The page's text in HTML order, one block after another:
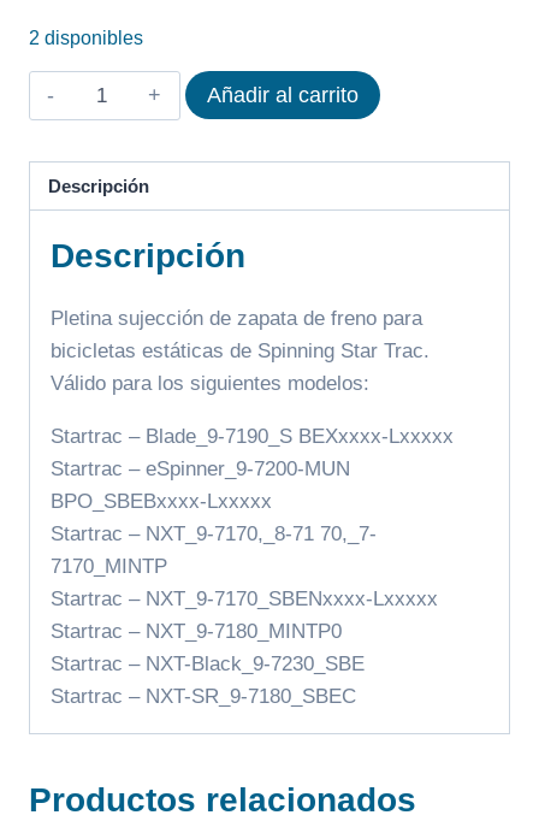
2 disponibles
PLETINA
ZAPATA
SPINNER
STAR
TRAC
Añadir al carrito
Descripción
Descripción
Pletina sujección de zapata de freno para
bicicletas estáticas de Spinning Star Trac.
Válido para los siguientes modelos:
Startrac – Blade_9-7190_S BEXxxxx-Lxxxxx
Startrac – eSpinner_9-7200-MUN
BPO_SBEBxxxx-Lxxxxx
Startrac – NXT_9-7170,_8-71 70,_7-
7170_MINTP
Startrac – NXT_9-7170_SBENxxxx-Lxxxxx
Startrac – NXT_9-7180_MINTP0
Startrac – NXT-Black_9-7230_SBE
Startrac – NXT-SR_9-7180_SBEC
Productos relacionados